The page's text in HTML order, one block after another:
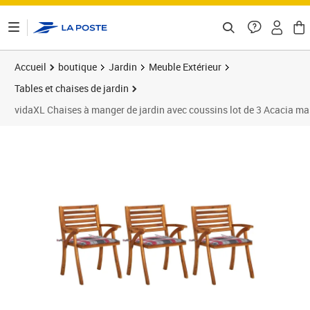
Accueil boutique Jardin
Meuble Extérieur
Tables et chaises de jardin
vidaXL Chaises à manger de jardin avec coussins lot de 3 Acacia